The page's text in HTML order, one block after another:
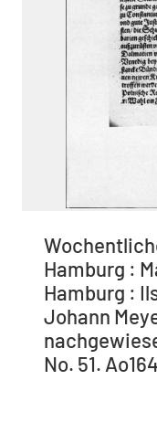
Hamburg :
Hamburg :
Johann
No. 51.